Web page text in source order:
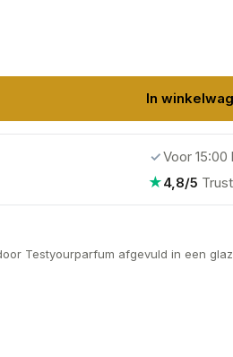
In
✓Voor 15:00
★4,8/5
Testyourparfum afgevuld in een